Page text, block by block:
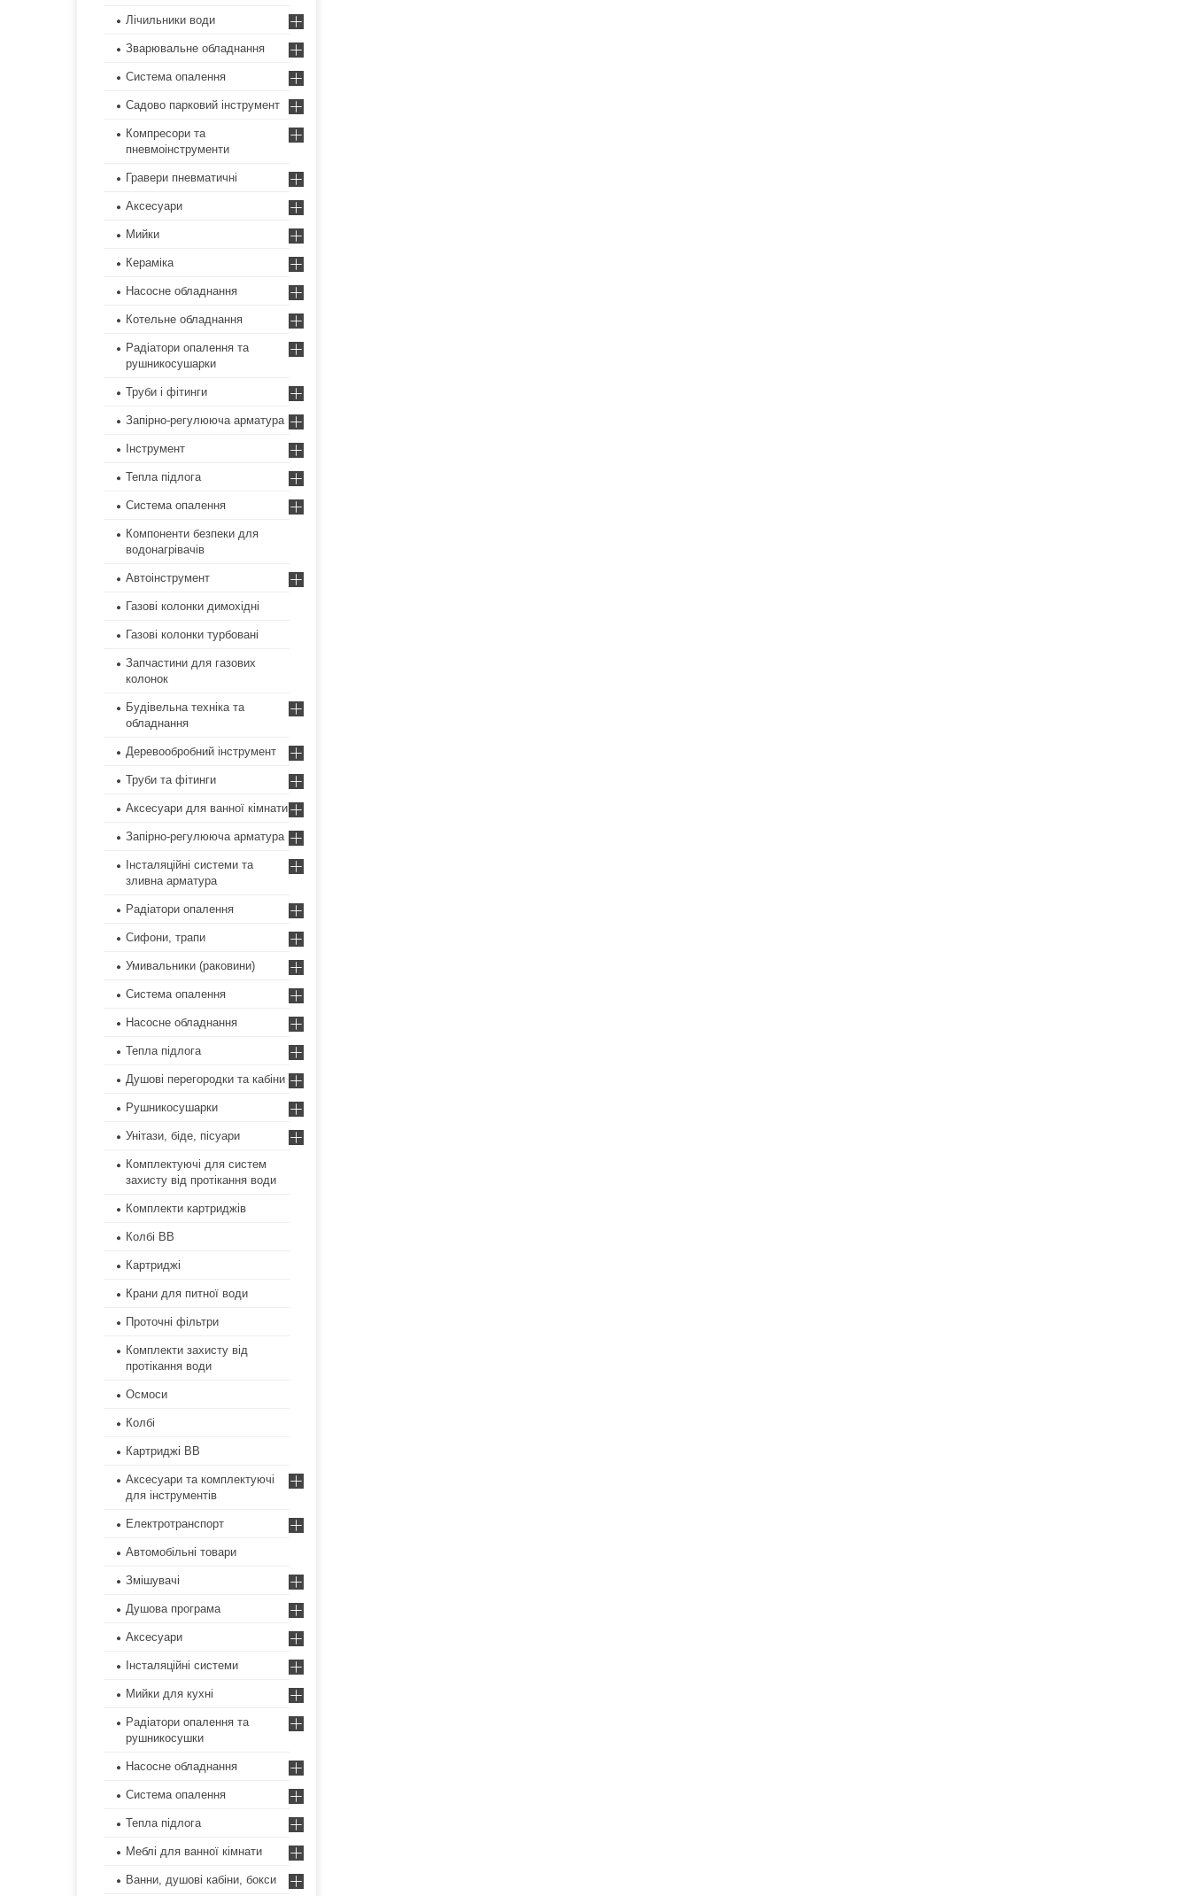
Лічильники води
Зварювальне обладнання
Система опалення
Садово парковий інструмент
Компресори та
пневмоінструменти
Гравери пневматичні
Аксесуари
Мийки
Кераміка
Насосне обладнання
Котельне обладнання
Радіатори опалення та
рушникосушарки
Труби і фітинги
Запірно-регулююча арматура
Інструмент
Тепла підлога
Система опалення
Компоненти безпеки для
водонагрівачів
Автоінструмент
Газові колонки димохідні
Газові колонки турбовані
Запчастини для газових
колонок
Будівельна техніка та
обладнання
Деревообробний інструмент
Труби та фітинги
Аксесуари для ванної кімнати
Запірно-регулююча арматура
Інсталяційні системи та
зливна арматура
Радіатори опалення
Сифони, трапи
Умивальники (раковини)
Система опалення
Насосне обладнання
Тепла підлога
Душові перегородки та кабіни
Рушникосушарки
Унітази, біде, пісуари
Комплектуючі для систем
захисту від протікання води
Комплекти картриджів
Колбі ВВ
Картриджі
Крани для питної води
Проточні фільтри
Комплекти захисту від
протікання води
Осмоси
Колбі
Картриджі ВВ
Аксесуари та комплектуючі
для інструментів
Електротранспорт
Автомобільні товари
Змішувачі
Душова програма
Аксесуари
Інсталяційні системи
Мийки для кухні
Радіатори опалення та
рушникосушки
Насосне обладнання
Система опалення
Тепла підлога
Меблі для ванної кімнати
Ванни, душові кабіни, бокси